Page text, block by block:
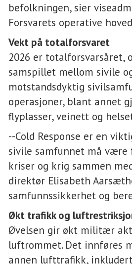
befolkningen, sier
Forsvarets operative
Vekt på totalforsvaret
2026 er totalforsvarsåret,
samspillet mellom sivile
motstandsdyktig
operasjoner, blant annet
flyplasser, veinett og
--Cold Response er en
sivile samfunnet må være
kriser og krig sammen
direktør Elisabeth
samfunnssikkerhet og
Økt trafikk og
Øvelsen gir økt militær
luftrommet. Det innføres
annen lufttrafikk,